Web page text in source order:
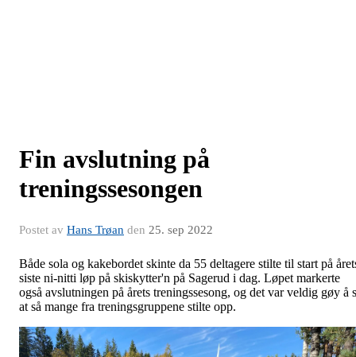
Fin avslutning på
treningssesongen
Postet av Hans Trøan den 25. sep 2022
Både sola og kakebordet skinte da 55 deltagere stilte til start på
siste ni-nitti løp på skiskytter'n på Sagerud i dag. Løpet markerte
også avslutningen på årets treningssesong, og det var veldig gøy å
at så mange fra treningsgruppene stilte opp.